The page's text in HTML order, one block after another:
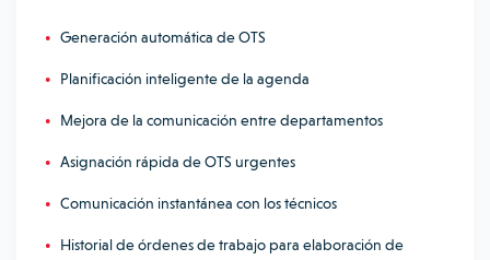
Generación automática de OTS
Planificación inteligente de la agenda
Mejora de la comunicación entre departamentos
Asignación rápida de OTS urgentes
Comunicación instantánea con los técnicos
Historial de órdenes de trabajo para elaboración de